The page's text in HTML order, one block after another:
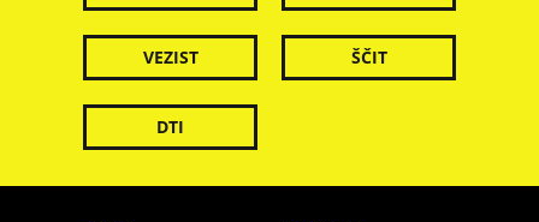
VEZIST ŠČIT
DTI